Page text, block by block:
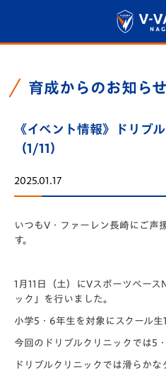
育成からのお知らせ
《イベント情報》ドリブ
（1/11）
2025.01.17
いつもV・ファーレン長崎にご声
す。
1月11日（土）にVスポーツベース
ック」を行いました。
小学5・6年生を対象にスクール生
今回のドリブルクリニックでは5
ドリブルクリニックでは滑らか